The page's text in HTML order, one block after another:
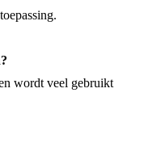
wordt veel gebruikt